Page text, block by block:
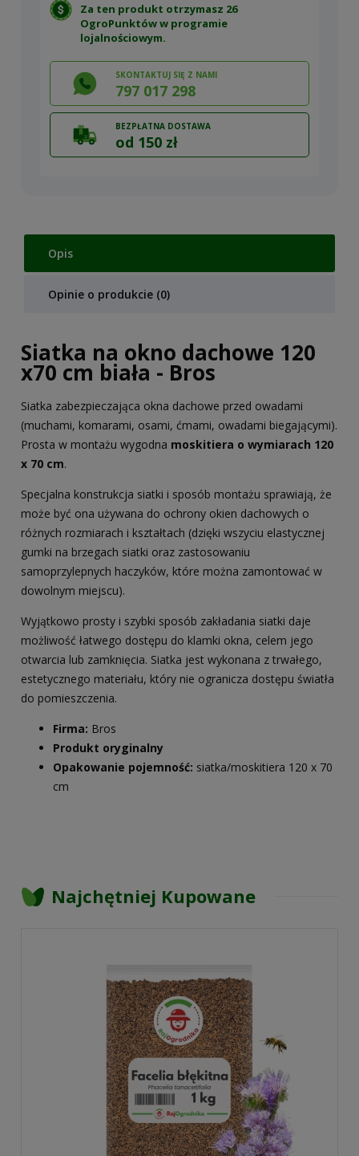
Za ten produkt otrzymasz 26
OgroPunktów w programie
lojalnościowym.
SKONTAKTUJ SIĘ Z NAMI
797 017 298
BEZPŁATNA DOSTAWA
od 150 zł
Opis
Opinie o produkcie (0)
Siatka na okno dachowe 120
x70 cm biała - Bros
Siatka zabezpieczająca okna dachowe przed owadami
(muchami, komarami, osami, ćmami, owadami biegającymi).
Prosta w montażu wygodna moskitiera o wymiarach 120
x 70 cm.
Specjalna konstrukcja siatki i sposób montażu sprawiają, że
może być ona używana do ochrony okien dachowych o
różnych rozmiarach i kształtach (dzięki wszyciu elastycznej
gumki na brzegach siatki oraz zastosowaniu
samoprzylepnych haczyków, które można zamontować w
dowolnym miejscu).
Wyjątkowo prosty i szybki sposób zakładania siatki daje
możliwość łatwego dostępu do klamki okna, celem jego
otwarcia lub zamknięcia. Siatka jest wykonana z trwałego,
estetycznego materiału, który nie ogranicza dostępu światła
do pomieszczenia.
Firma: Bros
Produkt oryginalny
Opakowanie pojemność: siatka/moskitiera 120 x 70
cm
Najchętniej Kupowane